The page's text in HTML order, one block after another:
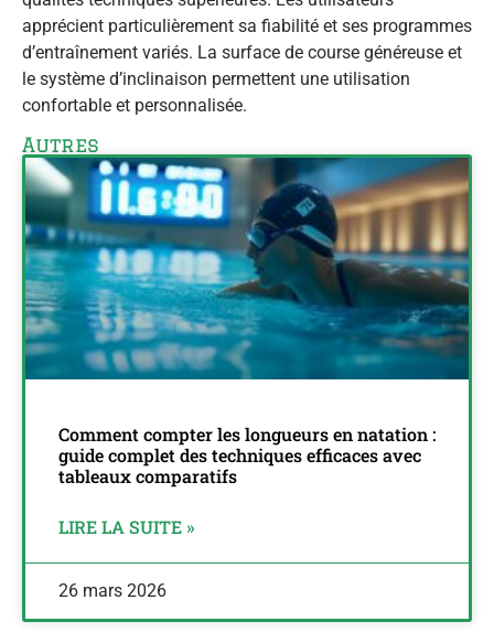
Autres
Comment compter les longueurs en natation :
guide complet des techniques efficaces avec
tableaux comparatifs
LIRE LA SUITE »
26 mars 2026
apprécient particulièrement sa fiabilité et ses programmes
d’entraînement variés. La surface de course généreuse et
le système d’inclinaison permettent une utilisation
confortable et personnalisée.